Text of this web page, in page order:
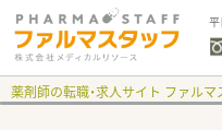
平
薬剤師の転職・求人サイト ファルマ